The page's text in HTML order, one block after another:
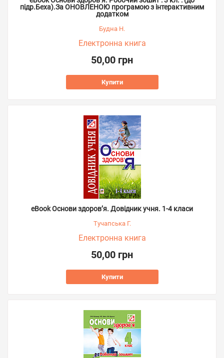
підр.Беха).За ОНОВЛЕНОЮ програмою з інтерактивним
додатком
Будна Н.
Електронна книга
50,00 грн
Купити
eBook Основи здоров’я. Довідник учня. 1-4 класи
Тучапська Г.
Електронна книга
50,00 грн
Купити